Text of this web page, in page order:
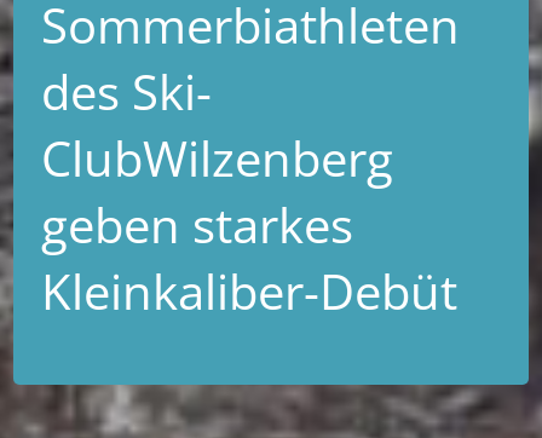
Sommerbiathleten
des Ski-
ClubWilzenberg
geben starkes
Kleinkaliber-Debüt